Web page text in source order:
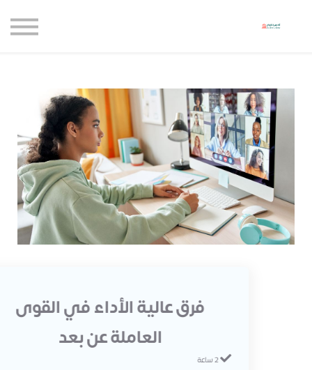
حساب جديد
تسجيل الدخول
فرق عالية الأداء في القوى
العاملة عن بعد
2 ساعة